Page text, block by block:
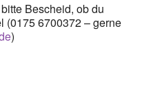
Bescheid, ob du
(0175 6700372 – gerne
)